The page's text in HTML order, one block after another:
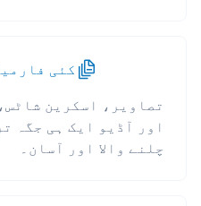
کئی
چلنے والا اور آسان۔